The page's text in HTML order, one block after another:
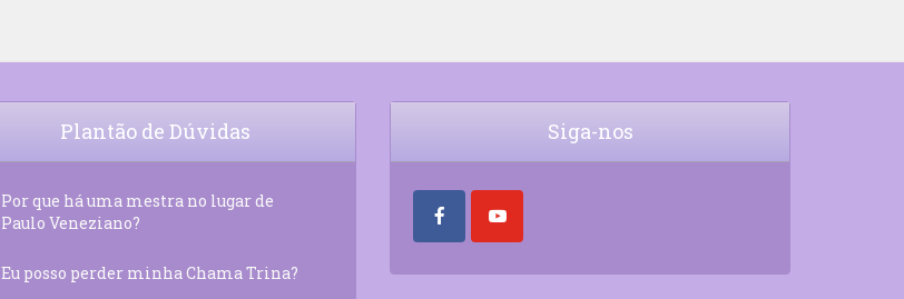
Plantão de Dúvidas
Por que há uma mestra no lugar de
Paulo Veneziano?
Eu posso perder minha Chama Trina?
Siga-nos